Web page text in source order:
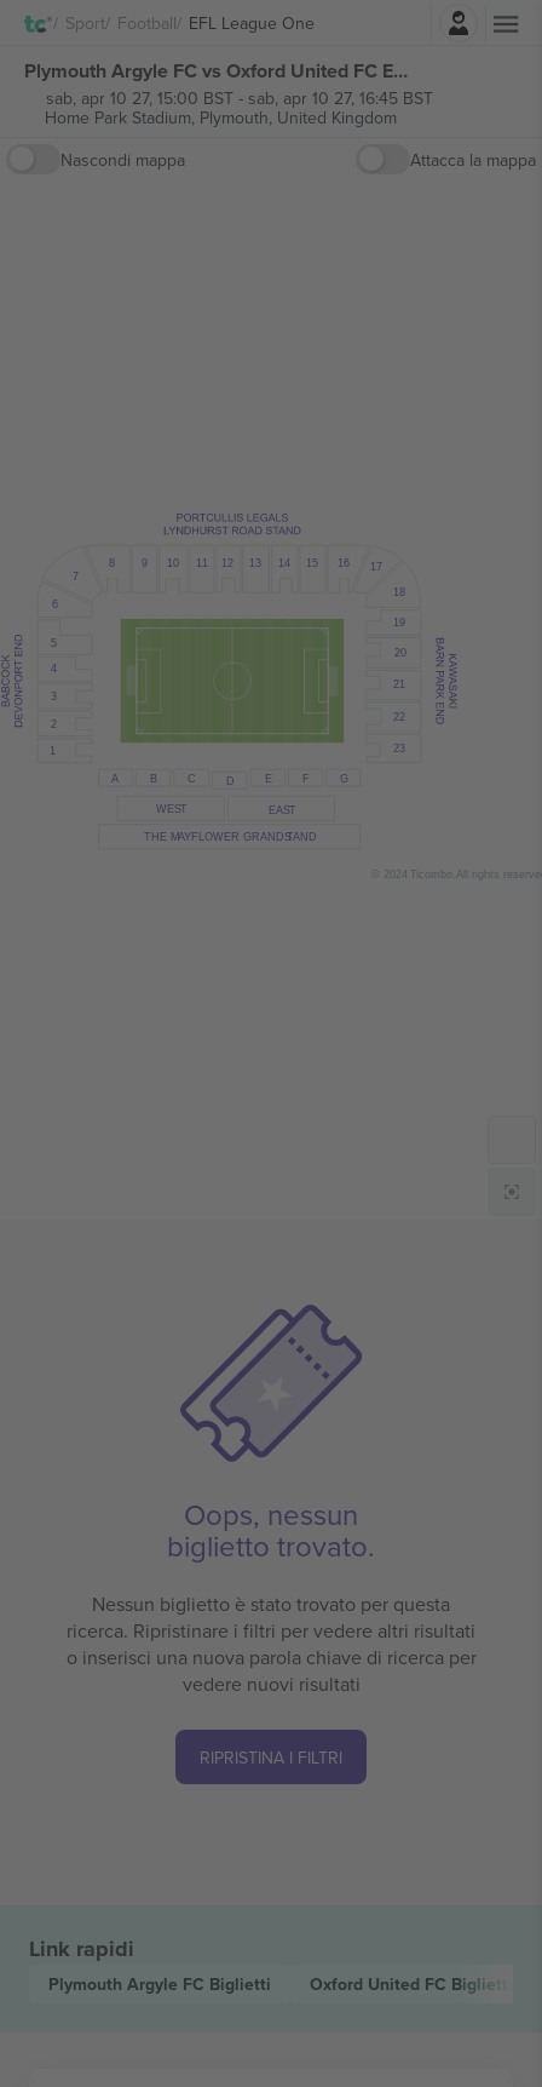
Sport Football EFL League OneAccesso
Plymouth Argyle FC vs Oxford United FC EFL League One biglietti
sab, apr 10 27, 15:00 BST- sab, apr 10 27, 16:45 BST
Home Park Stadium, Plymouth, United Kingdom
Nascondi mappa
Attacca la mappa
6
1
2
3
4
5
18
19
20
21
22
23
7
8 9 10 1 1 12 13 14 15 16 17
A B C D E F G
WEST EAST
THE MAYFLOWER GRANDSTAND
© 2024 Ticombo. All rights
Oops, nessun
biglietto trovato.
Nessun biglietto è stato trovato per questa
ricerca. Ripristinare i filtri per vedere altri risultati
o inserisci una nuova parola chiave di ricerca per
vedere nuovi risultati
RIPRISTINA I FILTRI
Link rapidi
Plymouth Argyle FC Biglietti Oxford United FC Biglietti